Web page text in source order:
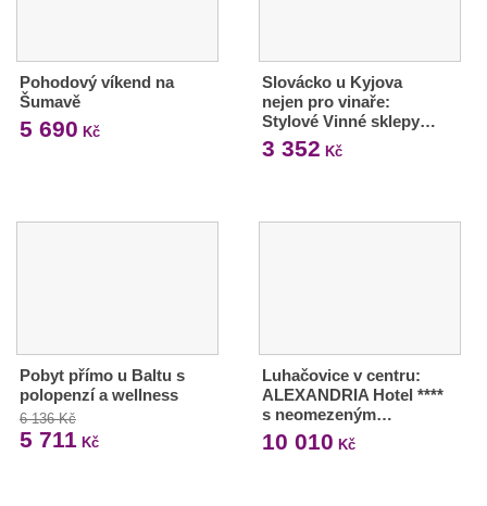
Pohodový víkend na
Šumavě
5 690 Kč
Slovácko u Kyjova
nejen pro vinaře:
Stylové Vinné sklepy…
3 352 Kč
Pobyt přímo u Baltu s
polopenzí a wellness
6 136 Kč
5 711 Kč
Luhačovice v centru:
ALEXANDRIA Hotel ****
s neomezeným…
10 010 Kč